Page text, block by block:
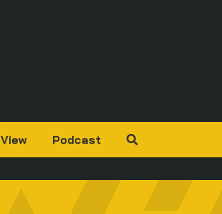
View Podcast